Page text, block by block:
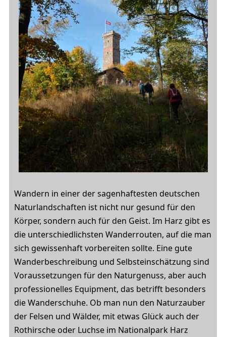
Wandern in einer der sagenhaftesten deutschen
Naturlandschaften ist nicht nur gesund für den
Körper, sondern auch für den Geist. Im Harz gibt es
die unterschiedlichsten Wanderrouten, auf die man
sich gewissenhaft vorbereiten sollte. Eine gute
Wanderbeschreibung und Selbsteinschätzung sind
Voraussetzungen für den Naturgenuss, aber auch
professionelles Equipment, das betrifft besonders
die Wanderschuhe. Ob man nun den Naturzauber
der Felsen und Wälder, mit etwas Glück auch der
Rothirsche oder Luchse im Nationalpark Harz